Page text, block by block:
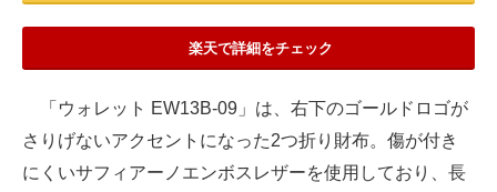
楽天で詳細をチェック
「ウォレット EW13B-09」は、右下のゴールドロゴが
さりげないアクセントになった2つ折り財布。傷が付き
にくいサフィアーノエンボスレザーを使用しており、長